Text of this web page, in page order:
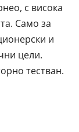
с висока
Само за
и
цели.
тестван.